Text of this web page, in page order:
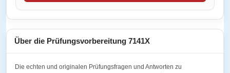
Über die Prüfungsvorbereitung 7141X
Die echten und originalen Prüfungsfragen und Antworten zu